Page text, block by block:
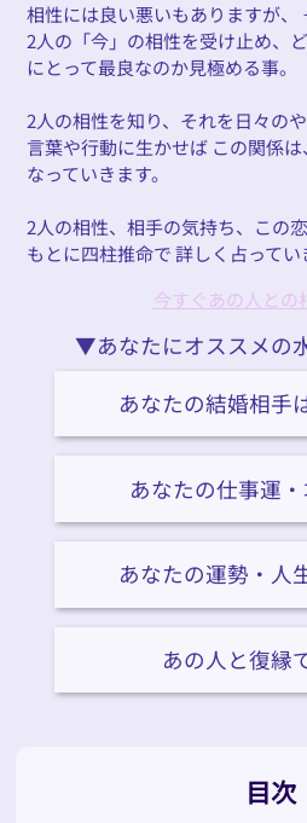
相性には良い悪いもありますが、
2人の「今」の相性を受け止め、
にとって最良なのか見極める事。
2人の相性を知り、それを日々の
言葉や行動に生かせば この関係
なっていきます。
2人の相性、相手の気持ち、この
もとに四柱推命で 詳しく占ってい
今すぐあの人との
▼あなたにオススメの
あなたの結婚相手
あなたの仕事運
あなたの運勢・人
あの人と復縁
目次